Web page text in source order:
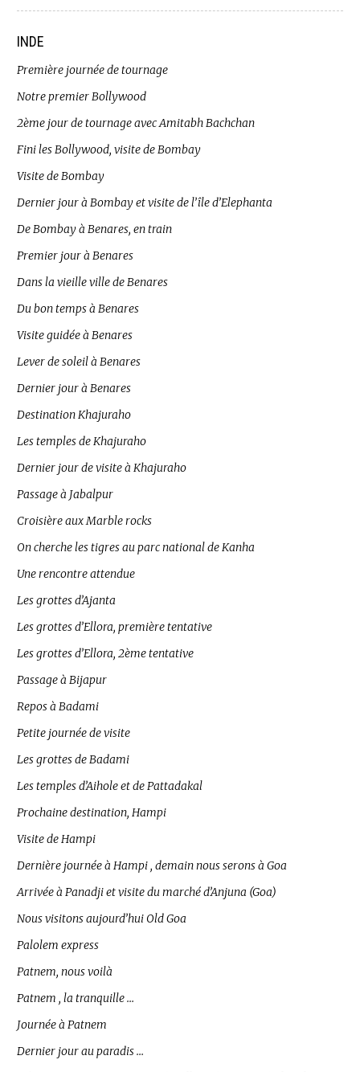
INDE
Première journée de tournage
Notre premier Bollywood
2ème jour de tournage avec Amitabh Bachchan
Fini les Bollywood, visite de Bombay
Visite de Bombay
Dernier jour à Bombay et visite de l’île d’Elephanta
De Bombay à Benares, en train
Premier jour à Benares
Dans la vieille ville de Benares
Du bon temps à Benares
Visite guidée à Benares
Lever de soleil à Benares
Dernier jour à Benares
Destination Khajuraho
Les temples de Khajuraho
Dernier jour de visite à Khajuraho
Passage à Jabalpur
Croisière aux Marble rocks
On cherche les tigres au parc national de Kanha
Une rencontre attendue
Les grottes d’Ajanta
Les grottes d’Ellora, première tentative
Les grottes d’Ellora, 2ème tentative
Passage à Bijapur
Repos à Badami
Petite journée de visite
Les grottes de Badami
Les temples d’Aihole et de Pattadakal
Prochaine destination, Hampi
Visite de Hampi
Dernière journée à Hampi , demain nous serons à Goa
Arrivée à Panadji et visite du marché d’Anjuna (Goa)
Nous visitons aujourd’hui Old Goa
Palolem express
Patnem, nous voilà
Patnem , la tranquille …
Journée à Patnem
Dernier jour au paradis …